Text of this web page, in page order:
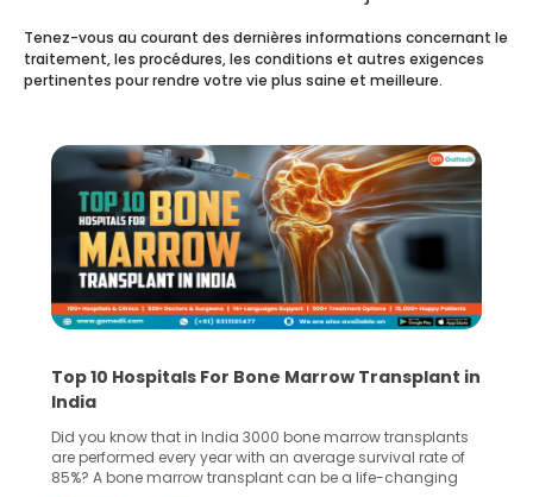
Tenez-vous au courant des dernières informations concernant le
traitement, les procédures, les conditions et autres exigences
pertinentes pour rendre votre vie plus saine et meilleure.
in
rate of
Recognizing Critical Symptoms of a Frontal
Did you know that the frontal lobe of your brain is the
common site for tumor occurrence? The frontal lobe is
key part of your brain and is responsible for various